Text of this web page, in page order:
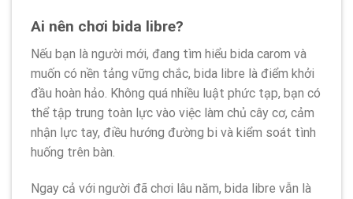
Ai nên chơi bida libre?
Nếu bạn là người mới, đang tìm hiểu bida carom và
muốn có nền tảng vững chắc, bida libre là điểm khởi
đầu hoàn hảo. Không quá nhiều luật phức tạp, bạn có
thể tập trung toàn lực vào việc làm chủ cây cơ, cảm
nhận lực tay, điều hướng đường bi và kiểm soát tình
huống trên bàn.
Ngay cả với người đã chơi lâu năm, bida libre vẫn là